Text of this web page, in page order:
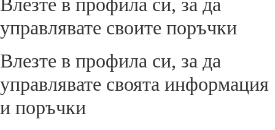
управлявате своитe поръчки
Влезте в профила си, за да
управлявате своята информация
и поръчки